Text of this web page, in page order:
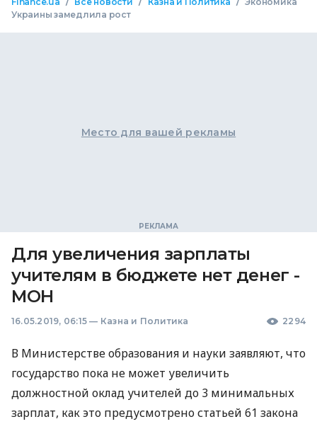
Украины замедлила рост
Место для вашей рекламы
Для увеличения зарплаты
учителям в бюджете нет денег -
МОН
16.05.2019, 06:15 — Казна и Политика 2294
В Министерстве образования и науки заявляют, что
государство пока не может увеличить
должностной оклад учителей до 3 минимальных
зарплат, как это предусмотрено статьей 61 закона